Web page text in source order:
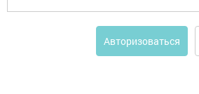
Авторизоваться